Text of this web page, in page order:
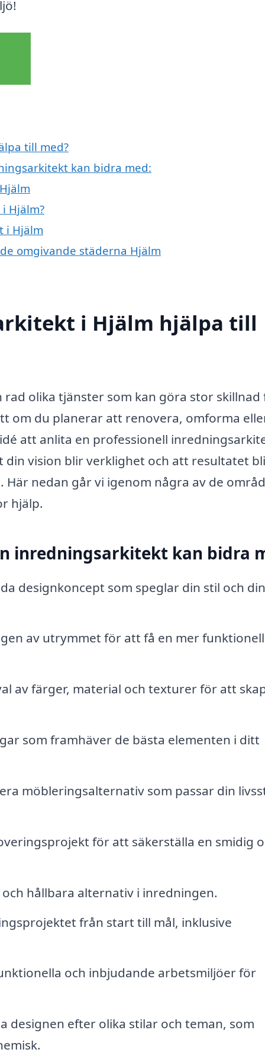
till med?
kan bidra med:
Hjälm?
i Hjälm
omgivande städerna Hjälm
i Hjälm hjälpa till
olika tjänster som kan göra stor skillnad
om du planerar att renovera, omforma
att anlita en professionell
din vision blir verklighet och att resultatet
nedan går vi igenom några av de
hjälp.
inredningsarkitekt kan bidra
designkoncept som speglar din stil och
av utrymmet för att få en mer
av färger, material och texturer för att
som framhäver de bästa elementen i ditt
möbleringsalternativ som passar din
för att säkerställa en smidig
hållbara alternativ i inredningen.
från start till mål, inklusive
och inbjudande arbetsmiljöer för
designen efter olika stilar och teman, som